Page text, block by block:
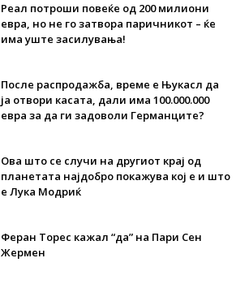
Реал потроши повеќе од 200 милиони
евра, но не го затвора паричникот – ќе
има уште засилувања!
После распродажба, време е Њукасл да
ја отвори касата, дали има 100.000.000
евра за да ги задоволи Германците?
Ова што се случи на другиот крај од
планетата најдобро покажува кој е и што
е Лука Модриќ
Феран Торес кажал “да” на Пари Сен
Жермен